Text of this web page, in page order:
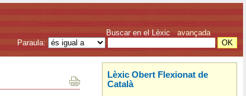
Buscar en el Lèxic avançada
Paraula:
Lèxic Obert Flexionat de
Català